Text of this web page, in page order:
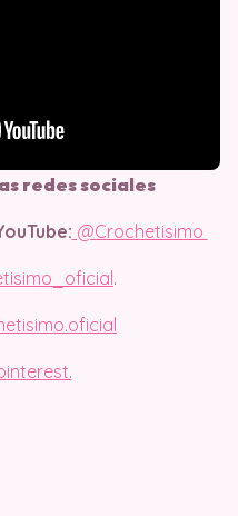
redes sociales
@Crochetisimo
.